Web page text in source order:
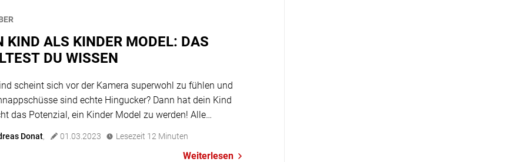
KIND ALS KINDER MODEL: DAS
DU WISSEN
scheint sich vor der Kamera superwohl zu fühlen und
sind echte Hingucker? Dann hat dein Kind
das Potenzial, ein Kinder Model zu werden! Alle
Alter dürfen Kinder als Model arbeiten? Lass uns mit
Donat, 01.03.2023 Lesezeit 12 Minuten
Weiterlesen